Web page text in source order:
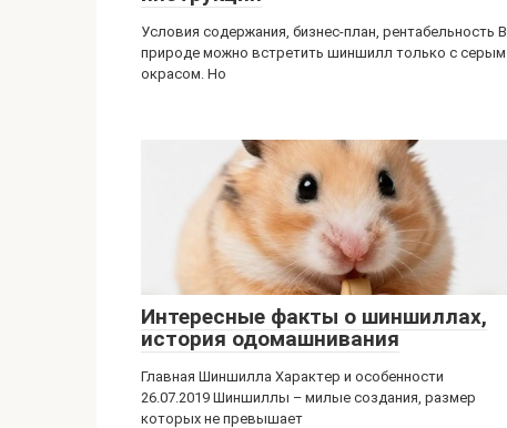
Условия содержания, бизнес-план, рентабельность В
природе можно встретить шиншилл только с серым
окрасом. Но
Интересные факты о шиншиллах,
история одомашнивания
Главная Шиншилла Характер и особенности
26.07.2019 Шиншиллы – милые создания, размер
которых не превышает